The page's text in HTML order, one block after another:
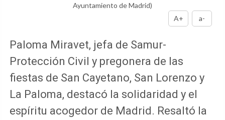
Ayuntamiento de Madrid)
A+
a-
Paloma Miravet, jefa de Samur-
Protección Civil y pregonera de las
fiestas de San Cayetano, San Lorenzo y
La Paloma, destacó la solidaridad y el
espíritu acogedor de Madrid. Resaltó la